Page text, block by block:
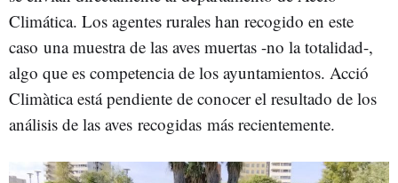
Climática. Los agentes rurales han recogido en este
caso una muestra de las aves muertas -no la totalidad-,
algo que es competencia de los ayuntamientos. Acció
Climàtica está pendiente de conocer el resultado de los
análisis de las aves recogidas más recientemente.